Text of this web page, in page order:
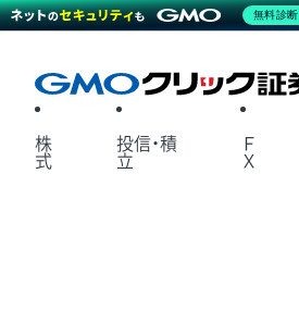
株
式
投信・積
立
Ｆ
Ｘ
無料診断